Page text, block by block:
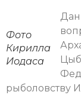
Фото
Кирилла
Иодаса
рыболовству